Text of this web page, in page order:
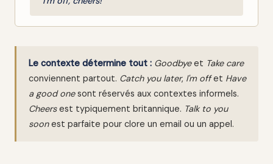
Le contexte détermine tout : Goodbyeet Take care
conviennent partout. Catch you later, I'm offet Have
a good onesont réservés aux contextes informels.
Cheersest typiquement britannique. Talk to you
soonest parfaite pour clore un email ou un appel.